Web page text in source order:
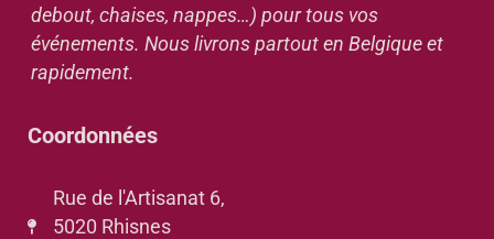
debout, chaises, nappes…) pour tous vos
événements. Nous livrons partout en Belgique et
rapidement.
Coordonnées
Rue de l'Artisanat 6,
5020 Rhisnes